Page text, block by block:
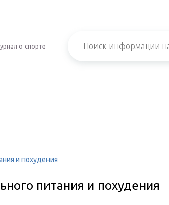
о спорте
и похудения
питания и похудения